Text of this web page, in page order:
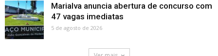
Marialva anuncia abertura de concurso com
47 vagas imediatas
5 de agosto de 2026